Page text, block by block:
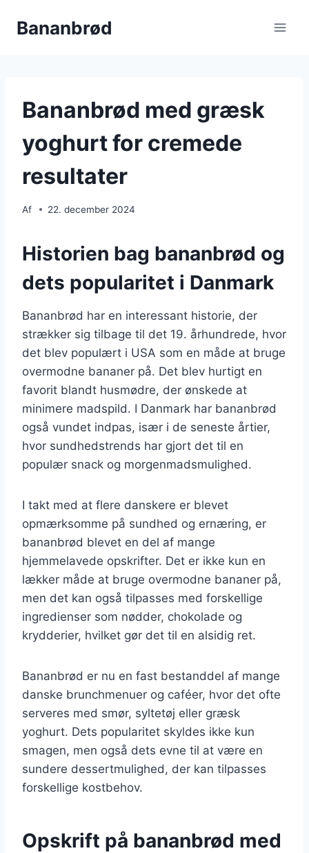
Bananbrød
Bananbrød med græsk
yoghurt for cremede
resultater
Af 22. december 2024
Historien bag bananbrød og
dets popularitet i Danmark
Bananbrød har en interessant historie, der
strækker sig tilbage til det 19. århundrede, hvor
det blev populært i USA som en måde at bruge
overmodne bananer på. Det blev hurtigt en
favorit blandt husmødre, der ønskede at
minimere madspild. I Danmark har bananbrød
også vundet indpas, især i de seneste årtier,
hvor sundhedstrends har gjort det til en
populær snack og morgenmadsmulighed.
I takt med at flere danskere er blevet
opmærksomme på sundhed og ernæring, er
bananbrød blevet en del af mange
hjemmelavede opskrifter. Det er ikke kun en
lækker måde at bruge overmodne bananer på,
men det kan også tilpasses med forskellige
ingredienser som nødder, chokolade og
krydderier, hvilket gør det til en alsidig ret.
Bananbrød er nu en fast bestanddel af mange
danske brunchmenuer og caféer, hvor det ofte
serveres med smør, syltetøj eller græsk
yoghurt. Dets popularitet skyldes ikke kun
smagen, men også dets evne til at være en
sundere dessertmulighed, der kan tilpasses
forskellige kostbehov.
Opskrift på bananbrød med